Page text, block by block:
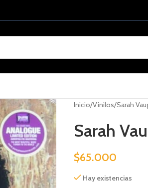
Inicio Vinilos Sarah
Sarah
$65.000
Hay existencias